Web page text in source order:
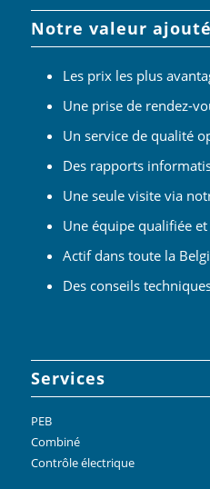
Notre valeur
Les prix les plus
Une prise de rendez-
Un service de qualité
Des rapports
Une seule visite via
Une équipe qualifiée
Actif dans toute la
Des conseils
Services
PEB
Combiné
Contrôle électrique